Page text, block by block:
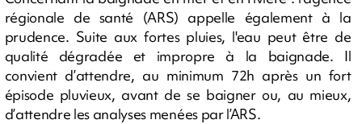
régionale de santé (ARS) appelle également à la
prudence. Suite aux fortes pluies, l'eau peut être de
qualité dégradée et impropre à la baignade. Il
convient d’attendre, au minimum 72h après un fort
épisode pluvieux, avant de se baigner ou, au mieux,
d’attendre les analyses menées par l’ARS.